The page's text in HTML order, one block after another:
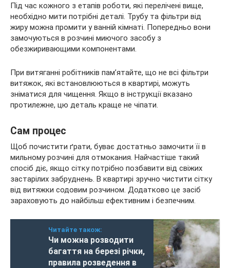
Під час кожного з етапів роботи, які перелічені вище,
необхідно мити потрібні деталі. Трубу та фільтри від
жиру можна промити у ванній кімнаті. Попередньо вони
замочуються в розчині миючого засобу з
обезжиривающими компонентами.
При витяганні робітників пам’ятайте, що не всі фільтри
витяжок, які встановлюються в квартирі, можуть
зніматися для чищення. Якщо в інструкції вказано
протилежне, цю деталь краще не чіпати.
Сам процес
Щоб почистити ґрати, буває достатньо замочити її в
мильному розчині для отмокания. Найчастіше такий
спосіб діє, якщо сітку потрібно позбавити від свіжих
застарілих забруднень. В квартирі зручно чистити сітку
від витяжки содовим розчином. Додатково це засіб
зараховують до найбільш ефективним і безпечним.
Читайте також:
Чи можна розводити
багаття на березі річки,
правила розведення в